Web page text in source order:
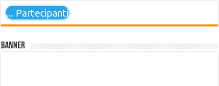
... Partecipanti
Banner